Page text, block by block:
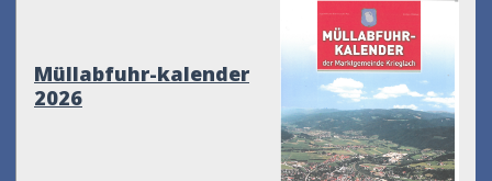
Müllabfuhr-kalender
2026